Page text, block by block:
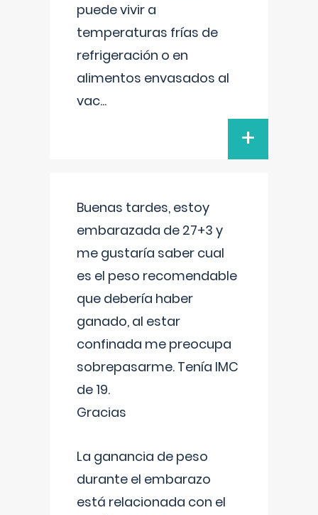
puede vivir a
temperaturas frías de
refrigeración o en
alimentos envasados al
vac...
+
Buenas tardes, estoy
embarazada de 27+3 y
me gustaría saber cual
es el peso recomendable
que debería haber
ganado, al estar
confinada me preocupa
sobrepasarme. Tenía IMC
de 19.
Gracias
La ganancia de peso
durante el embarazo
está relacionada con el